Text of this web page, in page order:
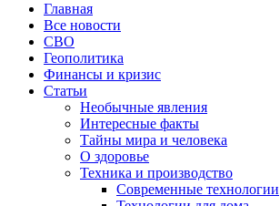
Главная
Все новости
СВО
Геополитика
Финансы и кризис
Статьи
Необычные явления
Интересные факты
Тайны мира и человека
О здоровье
Техника и производство
Современные технологии